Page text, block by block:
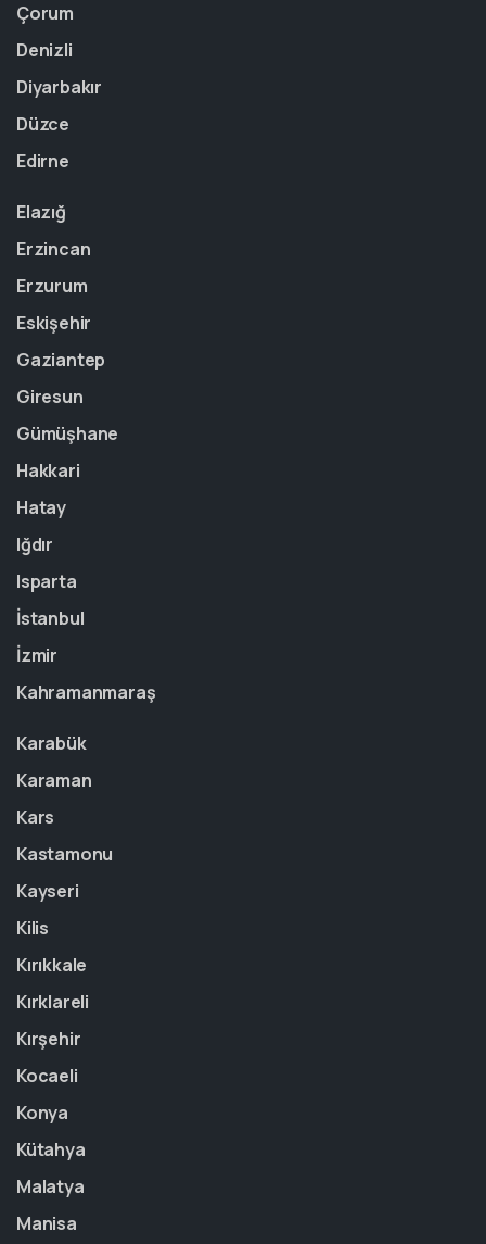
Çorum
Denizli
Diyarbakır
Düzce
Edirne
Elazığ
Erzincan
Erzurum
Eskişehir
Gaziantep
Giresun
Gümüşhane
Hakkari
Hatay
Iğdır
Isparta
İstanbul
İzmir
Kahramanmaraş
Karabük
Karaman
Kars
Kastamonu
Kayseri
Kilis
Kırıkkale
Kırklareli
Kırşehir
Kocaeli
Konya
Kütahya
Malatya
Manisa